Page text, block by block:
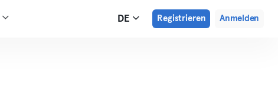
DE Registrieren Anmelden